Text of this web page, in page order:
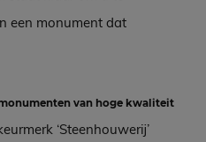
een monument dat
van hoge kwaliteit
‘Steenhouwerij’